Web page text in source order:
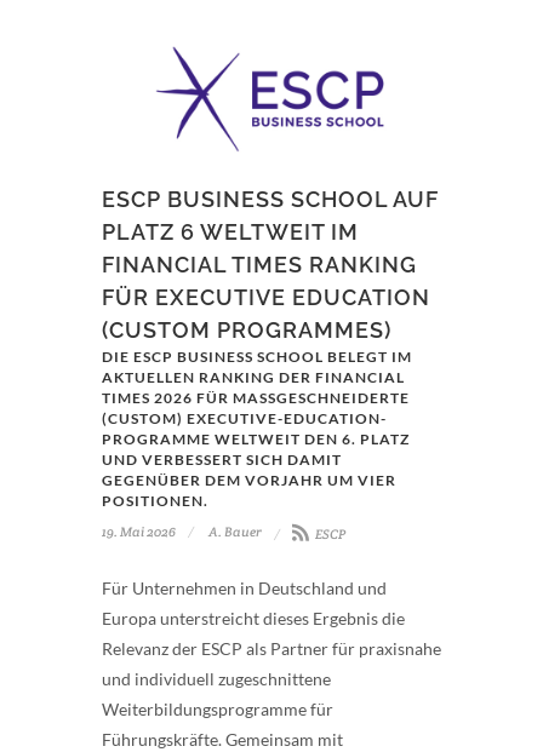
ESCP BUSINESS SCHOOL AUF
PLATZ 6 WELTWEIT IM
FINANCIAL TIMES RANKING
FÜR EXECUTIVE EDUCATION
(CUSTOM PROGRAMMES)
DIE ESCP BUSINESS SCHOOL BELEGT IM
AKTUELLEN RANKING DER FINANCIAL
TIMES 2026 FÜR MASSGESCHNEIDERTE (
CUSTOM) EXECUTIVE-EDUCATION-P
ROGRAMME WELTWEIT DEN 6. PLATZ U
ND VERBESSERT SICH DAMIT G
EGENÜBER DEM VORJAHR UM VIER P
OSITIONEN.
19. Mai 2026
A. Bauer ESCP
Für Unternehmen in Deutschland und
Europa unterstreicht dieses Ergebnis die
Relevanz der ESCP als Partner für praxisnahe
und individuell zugeschnittene
Weiterbildungsprogramme für
Führungskräfte. Gemeinsam mit